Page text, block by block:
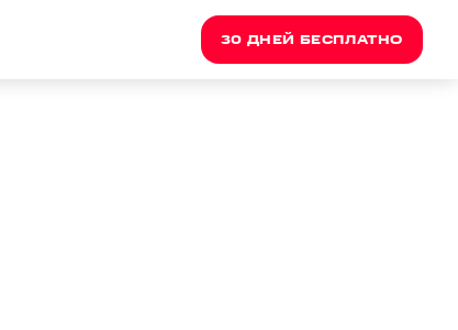
30 ДНЕЙ БЕСПЛАТНО